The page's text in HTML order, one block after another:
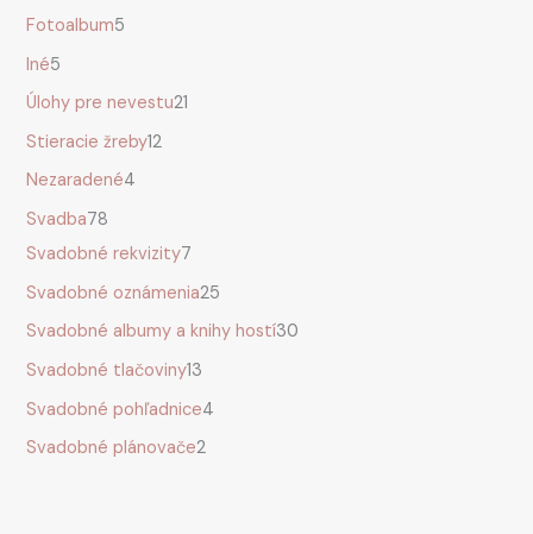
Fotoalbum5
Iné5
Úlohy pre nevestu21
Stieracie žreby12
Nezaradené4
Svadba78
Svadobné rekvizity7
Svadobné oznámenia25
Svadobné albumy a knihy hostí30
Svadobné tlačoviny13
Svadobné pohľadnice4
Svadobné plánovače2